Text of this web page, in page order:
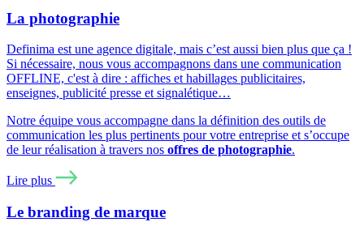
La photographie
Definima est une agence digitale, mais c’est aussi bien plus que ça !
Si nécessaire, nous vous accompagnons dans une communication
OFFLINE, c'est à dire : affiches et habillages publicitaires,
enseignes, publicité presse et signalétique…
Notre équipe vous accompagne dans la définition des outils de
communication les plus pertinents pour votre entreprise et s’occupe
de leur réalisation à travers nos offres de photographie.
Lire plus
Le branding de marque